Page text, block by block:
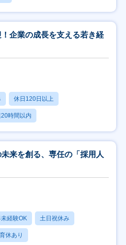
！企業の成長を支える若き経
休日120日以上
20時間以内
未来を創る、専任の「採用人
経験OK 土日祝休み
休あり